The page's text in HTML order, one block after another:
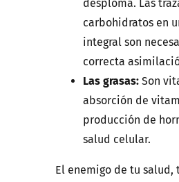
desploma. Las
carbohidratos en
integral son
correcta
Las grasas: Son
absorción de
producción de
salud celular.
El enemigo de tu salud,